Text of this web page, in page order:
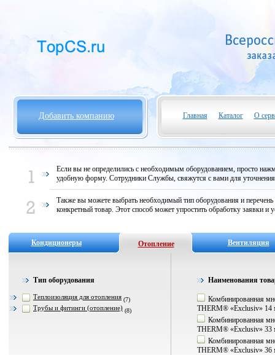
Добавить компанию Главная Каталог О
Если вы не определились с необходимым оборудованием, просто
удобную форму. Сотрудники Службы, свяжутся с вами для
Также вы можете выбрать необходимый тип оборудования и
конкретный товар. Этот способ может упростить обработку заявки и
Кондиционеры Отопление Вентиляция
Тип оборудования
Теплоизоляция для отопления (7)
Трубы и фитинги (отопление) (8)
Наименования
Комбинированная
THERM® «Exclusiv» 14
Комбинированная
THERM® «Exclusiv» 33
Комбинированная
THERM® «Exclusiv» 36